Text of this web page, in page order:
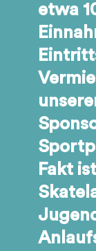
etwa
Fakt